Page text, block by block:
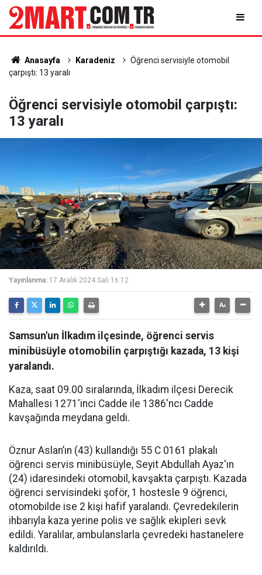
Anasayfa Karadeniz
Öğrenci servisiyle otomobil
çarpıştı: 13 yaralı
Öğrenci servisiyle otomobil çarpıştı:
13 yaralı
Yayınlanma: 17 Aralık 2024 Salı 16:12
Samsun'un İlkadım ilçesinde, öğrenci servis
minibüsüyle otomobilin çarpıştığı kazada, 13 kişi
yaralandı.
Kaza, saat 09.00 sıralarında, İlkadım ilçesi Derecik
Mahallesi 1271'inci Cadde ile 1386'ncı Cadde
kavşağında meydana geldi.
Öznur Aslan’ın (43) kullandığı 55 C 0161 plakalı
öğrenci servis minibüsüyle, Seyit Abdullah Ayaz'ın
(24) idaresindeki otomobil, kavşakta çarpıştı. Kazada
öğrenci servisindeki şoför, 1 hostesle 9 öğrenci,
otomobilde ise 2 kişi hafif yaralandı. Çevredekilerin
ihbarıyla kaza yerine polis ve sağlık ekipleri sevk
edildi. Yaralılar, ambulanslarla çevredeki hastanelere
kaldırıldı.